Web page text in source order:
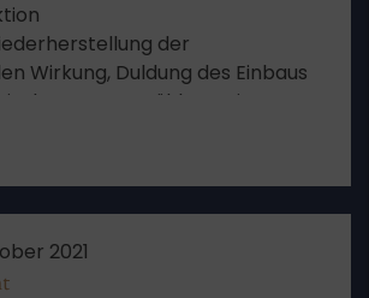
der
Wirkung, Duldung des Einbaus
Wasserzählers mit
unzureichende
2021